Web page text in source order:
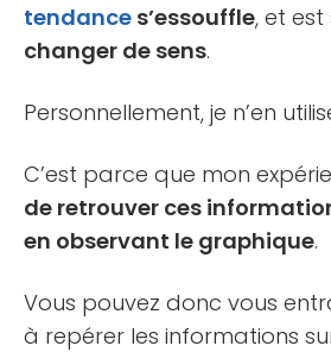
tendance s’essouffle, et
changer de sens.
Personnellement, je n’en
C’est parce que mon
de retrouver ces
en observant le graphique.
Vous pouvez donc vous
à repérer les informations